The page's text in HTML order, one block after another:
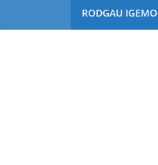
RODGAU IGEMO